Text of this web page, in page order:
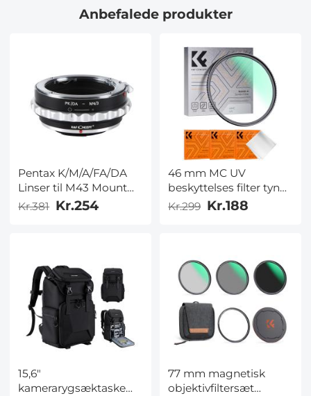
Anbefalede produkter
Pentax K/M/A/FA/DA
Linser til M43 Mount
Kamera Adapter
Kr.381 Kr.254
46 mm MC UV
beskyttelses filter tynd
ramme med, 18
Kr.299 Kr.188
15,6"
kamerarygsæktaske
77 mm magnetisk
objektivfiltersæt